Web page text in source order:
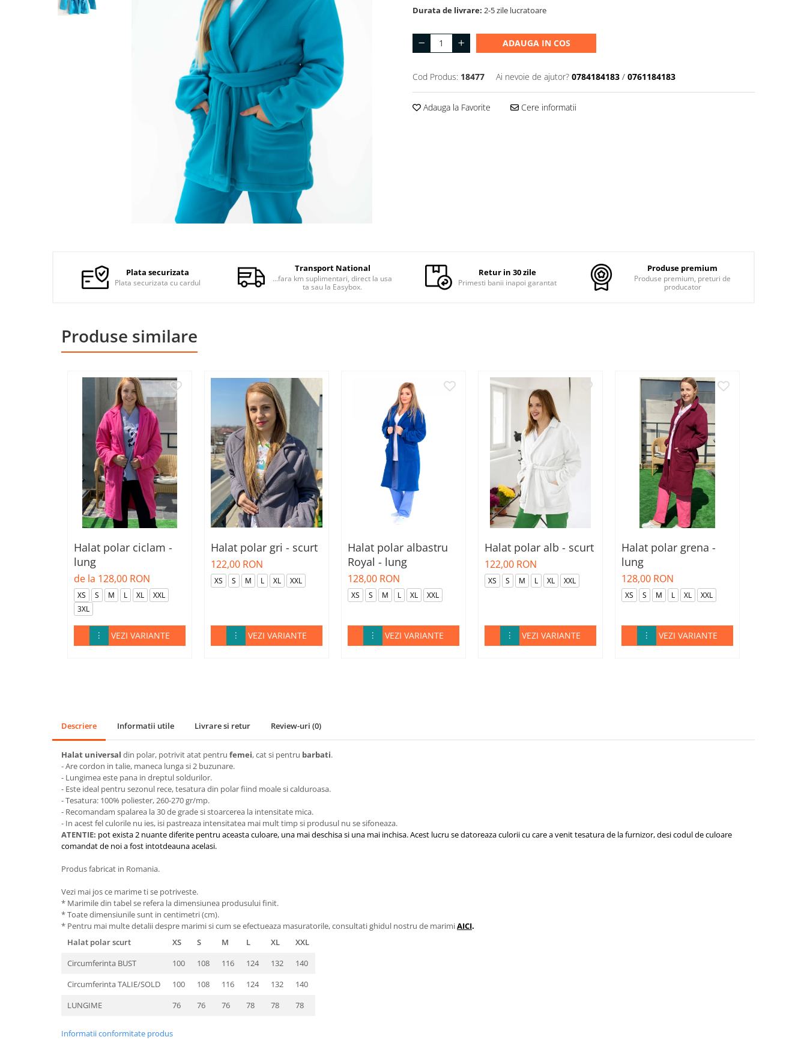
Jachete de lucru
Veste de lucru
Halate medicale polar -
Durata de livrare: 2-5 zile lucratoare
ADAUGA IN COS
Cod Produs: 18477 Ai nevoie de ajutor? 0784184183 / 0761184183
Adauga la Favorite Cere informatii
Plata securizata
Plata securizata cu cardul
Transport National
...fara km suplimentari, direct la usa
ta sau la Easybox.
Retur in 30 zile
Primesti banii inapoi garantat
Produse premium
Produse premium, preturi de
producator
Produse similare
Halat polar ciclam -
lung
de la 128,00 RON
XS S M L XL
XXL
3XL
VEZI VARIANTE
Halat polar gri - scurt
122,00 RON
XS S M L XL XXL
VEZI VARIANTE
Halat polar albastru
Royal - lung
128,00 RON
XS S M L XL XXL
VEZI VARIANTE
Halat polar alb - scurt
122,00 RON
XS S M L XL XXL
VEZI VARIANTE
Halat polar grena -
lung
128,00 RON
XS S M L XL XXL
VEZI VARIANTE
Descriere Informatii utile Livrare si retur Review-uri (0)
Halat universal din polar, potrivit atat pentru femei, cat si pentru barbati.
- Are cordon in talie, maneca lunga si 2 buzunare.
- Lungimea este pana in dreptul soldurilor.
- Este ideal pentru sezonul rece, tesatura din polar fiind moale si calduroasa.
- Tesatura: 100% poliester, 260-270 gr/mp.
- Recomandam spalarea la 30 de grade si stoarcerea la intensitate mica.
- In acest fel culorile nu ies, isi pastreaza intensitatea mai mult timp si produsul nu se sifoneaza.
ATENTIE: pot exista 2 nuante diferite pentru aceasta culoare, una mai deschisa si una mai inchisa. Acest lucru se datoreaza culorii cu care a venit tesatura de la furnizor, desi codul de culoare
comandat de noi a fost intotdeauna acelasi.
Produs fabricat in Romania.
Vezi mai jos ce marime ti se potriveste.
* Marimile din tabel se refera la dimensiunea produsului finit.
* Toate dimensiunile sunt in centimetri (cm).
* Pentru mai multe detalii despre marimi si cum se efectueaza masuratorile, consultati ghidul nostru de marimiAICI.
Halat polar scurt
XS S M L XL
XXL
Circumferinta BUST
100 108 116 124 132
140
Circumferinta TALIE/SOLD
100 108 116 124 132
140
LUNGIME
76 76 76 78 78 78
Informatii conformitate produs